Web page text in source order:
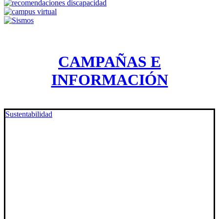
CAMPAÑAS E
INFORMACIÓN
Sustentabilidad